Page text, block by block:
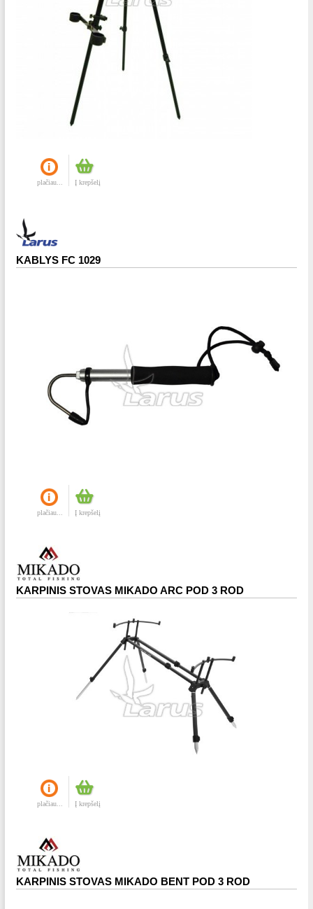
plačiau... Į krepšelį
KABLYS FC 1029
plačiau... Į krepšelį
KARPINIS STOVAS MIKADO ARC POD 3 ROD
plačiau... Į krepšelį
KARPINIS STOVAS MIKADO BENT POD 3 ROD